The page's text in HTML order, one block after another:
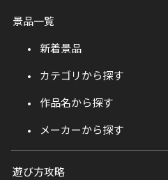
景品一覧
新着景品
カテゴリから探す
作品名から探す
メーカーから探す
遊び方攻略